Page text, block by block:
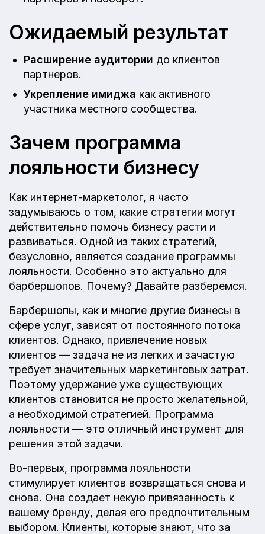
Ожидаемый результат
Расширение аудитории до клиентов
партнеров.
Укрепление имиджа как активного
участника местного сообщества.
Зачем программа
лояльности бизнесу
Как интернет-маркетолог, я часто
задумываюсь о том, какие стратегии могут
действительно помочь бизнесу расти и
развиваться. Одной из таких стратегий,
безусловно, является создание программы
лояльности. Особенно это актуально для
барбершопов. Почему? Давайте разберемся.
Барбершопы, как и многие другие бизнесы в
сфере услуг, зависят от постоянного потока
клиентов. Однако, привлечение новых
клиентов — задача не из легких и зачастую
требует значительных маркетинговых затрат.
Поэтому удержание уже существующих
клиентов становится не просто желательной,
а необходимой стратегией. Программа
лояльности — это отличный инструмент для
решения этой задачи.
Во-первых, программа лояльности
стимулирует клиентов возвращаться снова и
снова. Она создает некую привязанность к
вашему бренду, делая его предпочтительным
выбором. Клиенты, которые знают, что за